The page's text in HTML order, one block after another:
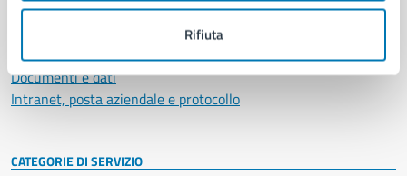
Rifiuta
Enti e fondazioni
Personale amministrativo
Documenti e dati
Intranet, posta aziendale e protocollo
CATEGORIE DI SERVIZIO